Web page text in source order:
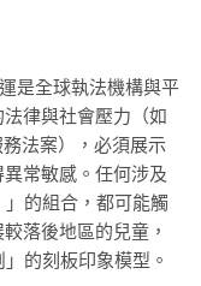
是全球執法機構與平
律與社會壓力（如
務法案），必須展示
常敏感。任何涉及
」的組合，都可能觸
落後地區的兒童，
的刻板印象模型。